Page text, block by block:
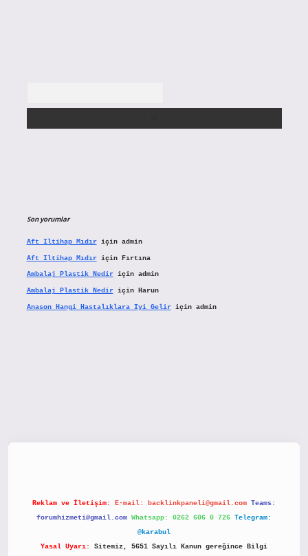
Son yorumlar
Aft Iltihap Mıdıriçin admin
Aft Iltihap Mıdıriçin Fırtına
Ambalaj Plastik Nediriçin admin
Ambalaj Plastik Nediriçin Harun
Anason Hangi Hastalıklara Iyi Geliriçin admin
Reklam ve İletişim: E-mail: backlinkpaneli@gmail.com Teams:
forumhizmeti@gmail.com Whatsapp: 0262 606 0 726 Telegram:
@karabul
Yasal Uyarı:
Sitemiz, 5651 Sayılı Kanun gereğince Bilgi